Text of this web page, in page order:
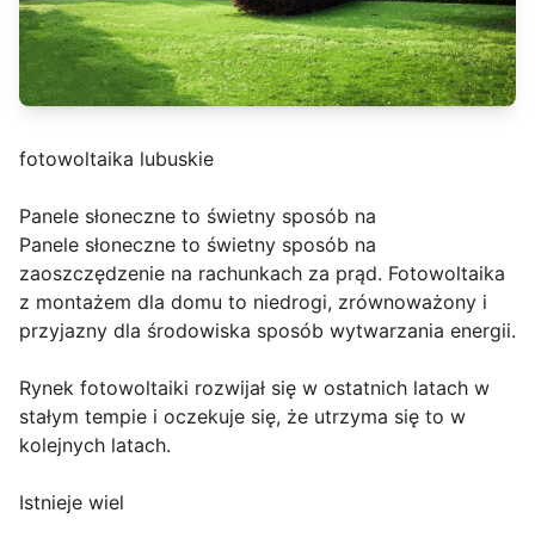
fotowoltaika lubuskie
Panele słoneczne to świetny sposób na
Panele słoneczne to świetny sposób na
zaoszczędzenie na rachunkach za prąd. Fotowoltaika
z montażem dla domu to niedrogi, zrównoważony i
przyjazny dla środowiska sposób wytwarzania energii.
Rynek fotowoltaiki rozwijał się w ostatnich latach w
stałym tempie i oczekuje się, że utrzyma się to w
kolejnych latach.
Istnieje wiel